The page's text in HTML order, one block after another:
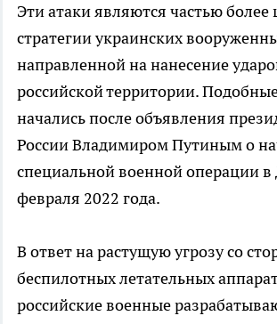
Эти атаки являются частью
стратегии украинских
направленной на нанесение
российской территории.
начались после объявления
России Владимиром Путиным о
специальной военной операции в
февраля 2022 года.
В ответ на растущую угрозу со
беспилотных летательных
российские военные